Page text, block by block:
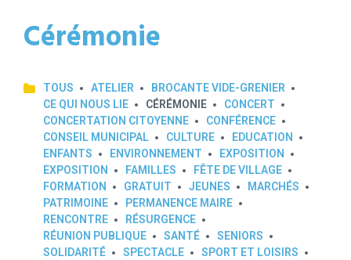
Cérémonie
TOUS ATELIER
BROCANTE VIDE-GRENIER
CE QUI NOUS LIE
CÉRÉMONIE
CONCERT
CONCERTATION CITOYENNE
CONFÉRENCE
CONSEIL MUNICIPAL
CULTURE
EDUCATION
ENFANTS
ENVIRONNEMENT
EXPOSITION
EXPOSITION
FAMILLES
FÊTE DE VILLAGE
FORMATION
GRATUIT JEUNES
MARCHÉS
PATRIMOINE
PERMANENCE MAIRE
RENCONTRE
RÉSURGENCE
RÉUNION PUBLIQUE
SANTÉ
SENIORS
SOLIDARITÉ
SPECTACLE
SPORT ET LOISIRS